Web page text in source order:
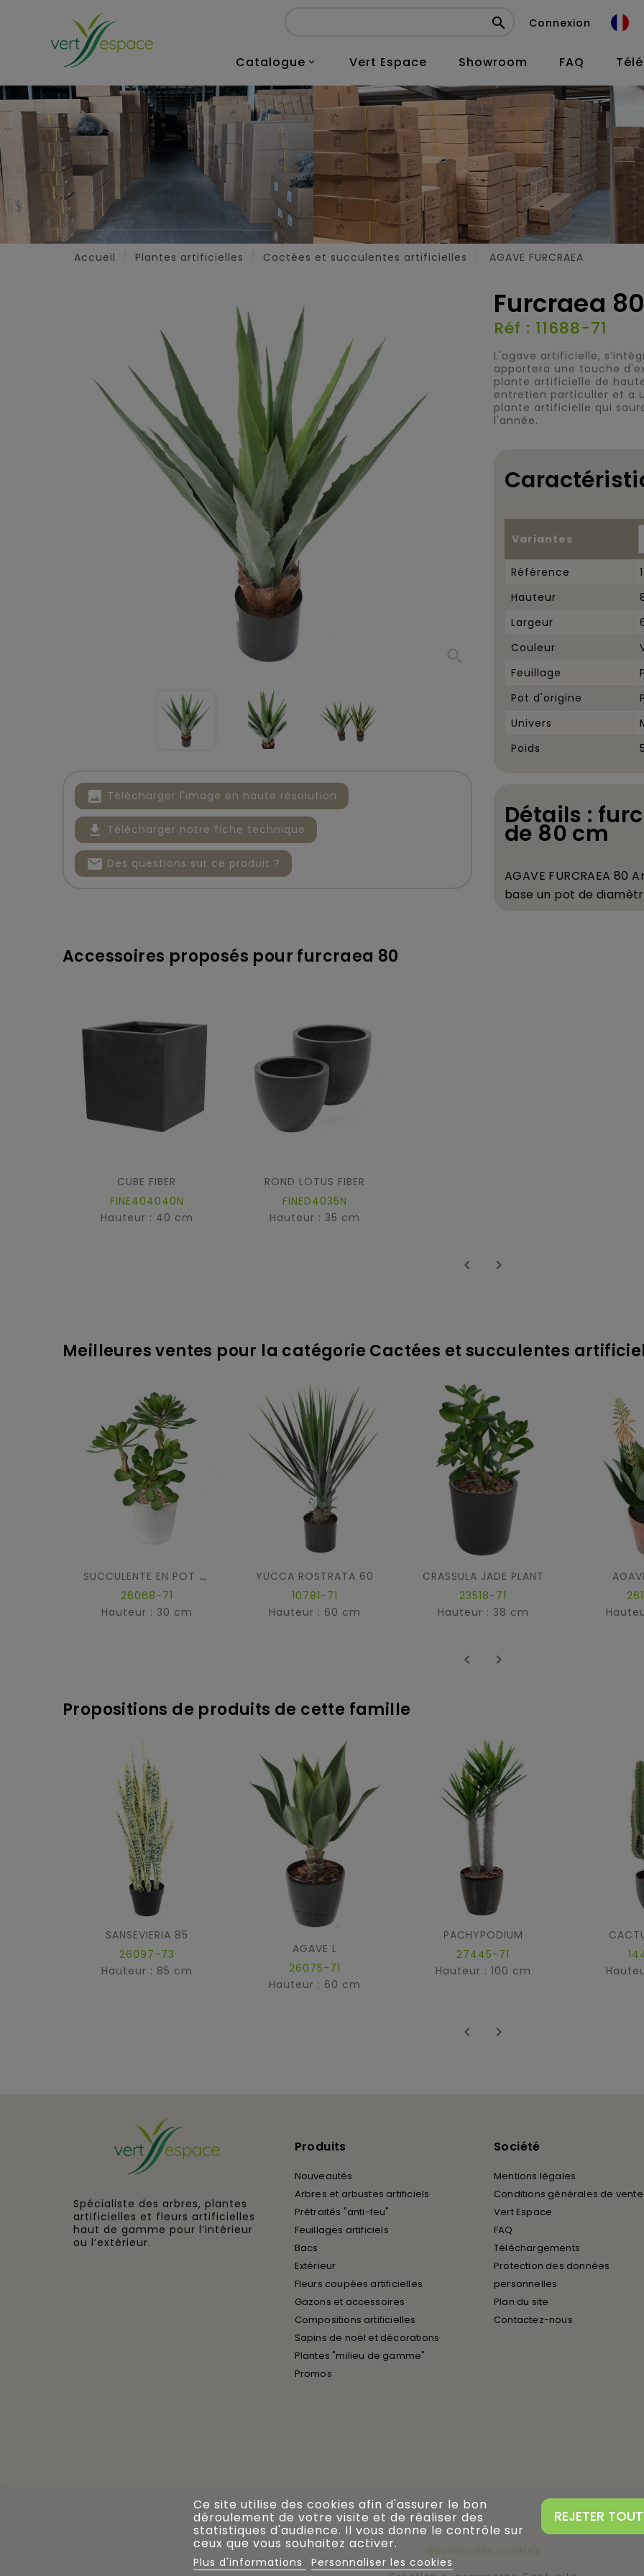
 Connexion

Catalogue Vert Espace Showroom FAQ
Accueil Plantes artificielles Cactées et succulentes artificielles AGAVE FURCRAEA
search
image Télécharger l'image en haute résolution
file_download Télécharger notre fiche technique
mail Des questions sur ce produit ?
Furcraea
Réf : 11688-71
L'agave artificielle,
apportera une touche
plante artificielle de
entretien particulier et a
plante artificielle qui
l'année.
Variantes
Référence
Hauteur
Largeur
Couleur
Feuillage
Pot d'origine
Univers
Poids
Détails :
de 80 cm
AGAVE FURCRAEA 80
base un pot de diamè
Accessoires proposés pour furcraea 80
CUBE FIBER
FINE404040N
Hauteur : 40 cm
ROND LOTUS FIBER
FINED4035N
Hauteur : 35 cm
 
Meilleures ventes pour la catégorie Cactées et succulentes
SUCCULENTE EN POT 30
26068-71
Hauteur : 30 cm
YUCCA ROSTRATA 60
10781-71
Hauteur : 60 cm
CRASSULA JADE PLANT
23518-71
Hauteur : 38 cm
 
Propositions de produits de cette famille
SANSEVIERIA 85
26097-73
Hauteur : 85 cm
AGAVE L
26075-71
Hauteur : 60 cm
PACHYPODIUM
27445-71
Hauteur : 100 cm
 
Spécialiste des arbres, plantes
artificielles et fleurs artificielles
haut de gamme pour l’intérieur
ou l’extérieur.
Produits
Nouveautés
Arbres et arbustes artificiels
Prétraités "anti-feu"
Feuillages artificiels
Bacs
Extérieur
Fleurs coupées artificielles
Gazons et accessoires
Compositions artificielles
Sapins de noël et décorations
Plantes "milieu de gamme"
Promos
Société
Mentions légales
Conditions générales de
Vert Espace
FAQ
Téléchargements
Protection des données
personnelles
Plan du site
Contactez-nous
Gestion des cookies
Ce site utilise des cookies afin d'assurer le bon
déroulement de votre visite et de réaliser des
statistiques d'audience. Il vous donne le contrôle sur
ceux que vous souhaitez activer.
Plus d'informations Personnaliser les cookies
REJETER TOUT